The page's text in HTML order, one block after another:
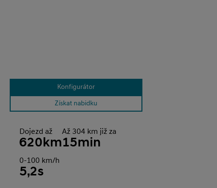
Konfigurátor
Získat nabidku
Dojezd až
620km
0-100 km/h
5,2s
Až 304 km již za
15min